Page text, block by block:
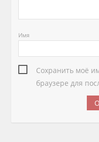
Имя
Сохранить моё
браузере для